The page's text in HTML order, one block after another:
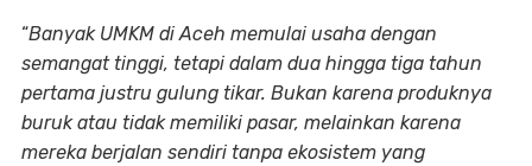
“Banyak UMKM di Aceh memulai usaha dengan
semangat tinggi, tetapi dalam dua hingga tiga tahun
pertama justru gulung tikar. Bukan karena produknya
buruk atau tidak memiliki pasar, melainkan karena
mereka berjalan sendiri tanpa ekosistem yang